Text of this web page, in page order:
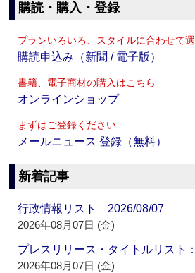
購読・購入・登録
プランいろいろ、スタイルに合わせて
購読申込み（新聞 / 電子版）
書籍、電子商材の購入はこちら
オンラインショップ
まずはご登録ください
メールニュース 登録（無料）
新着記事
行政情報リスト 2026/08/07
2026年08月07日 (金)
プレスリリース・タイトルリス
2026年08月07日 (金)